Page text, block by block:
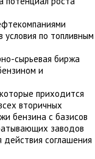
по топливным
сырьевая биржа
и
приходится
вторичных
бензина с базисов
заводов
соглашения